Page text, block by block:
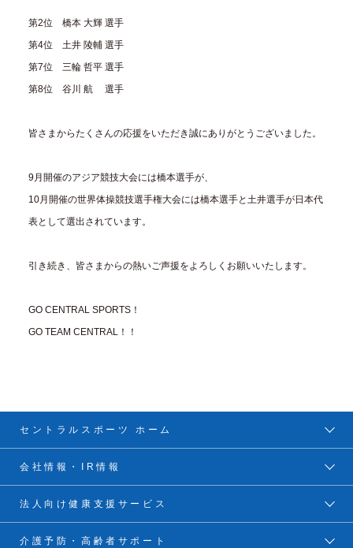
第2位 橋本 大輝 選手
第4位 土井 陵輔 選手
第7位 三輪 哲平 選手
第8位 谷川 航 選手
皆さまからたくさんの応援をいただき誠にありがとうございました。
9月開催のアジア競技大会には橋本選手が、
10月開催の世界体操競技選手権大会には橋本選手と土井選手が日本代
表として選出されています。
引き続き、皆さまからの熱いご声援をよろしくお願いいたします。
GO CENTRAL SPORTS！
GO TEAM CENTRAL！！
セントラルスポーツ ホーム
会社情報・IR情報
法人向け健康支援サービス
介護予防・高齢者サポート